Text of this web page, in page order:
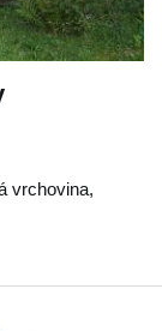
vrchovina,